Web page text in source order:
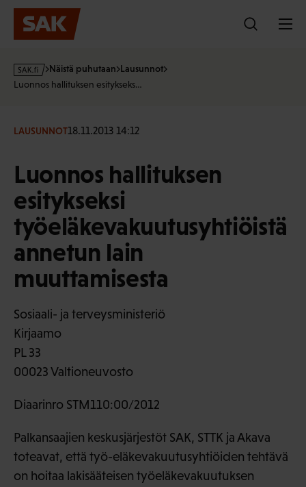
Hyppää
sisältöön
s
a
f
Näistä puhutaan Lausunnot
Luonnos hallituksen esitykseks…
LAUSUNNOT18.11.2013 14:12
Luonnos hallituksen
esitykseksi
työeläkevakuutusyhtiöistä
annetun lain
muuttamisesta
Sosiaali- ja terveysministeriö
Kirjaamo
PL 33
00023 Valtioneuvosto
Diaarinro STM110:00/2012
Palkansaajien keskusjärjestöt SAK, STTK ja Akava
toteavat, että työ-eläkevakuutusyhtiöiden tehtävä
on hoitaa lakisääteisen työeläkevakuutuksen